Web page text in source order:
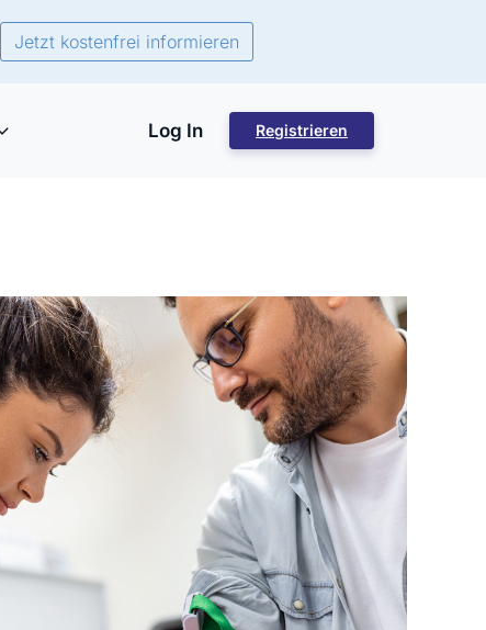
Jetzt kostenfrei informieren
Log In Registrieren